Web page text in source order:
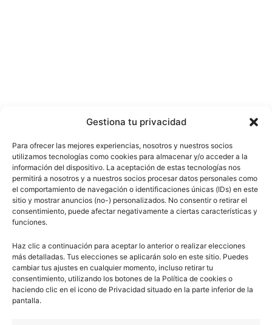
Gestiona tu privacidad
Para ofrecer las mejores experiencias, nosotros y nuestros socios
utilizamos tecnologías como cookies para almacenar y/o acceder a la
información del dispositivo. La aceptación de estas tecnologías nos
permitirá a nosotros y a nuestros socios procesar datos personales como
el comportamiento de navegación o identificaciones únicas (IDs) en este
sitio y mostrar anuncios (no-) personalizados. No consentir o retirar el
consentimiento, puede afectar negativamente a ciertas características y
funciones.
Haz clic a continuación para aceptar lo anterior o realizar elecciones
más detalladas. Tus elecciones se aplicarán solo en este sitio. Puedes
cambiar tus ajustes en cualquier momento, incluso retirar tu
consentimiento, utilizando los botones de la Política de cookies o
haciendo clic en el icono de Privacidad situado en la parte inferior de la
pantalla.